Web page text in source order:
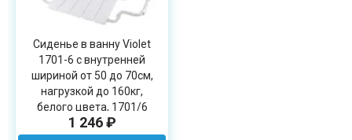
Сиденье в ванну Violet
1701-6 с внутренней
шириной от 50 до 70см,
нагрузкой до 160кг,
белого цвета, 1701/6
1 246 ₽